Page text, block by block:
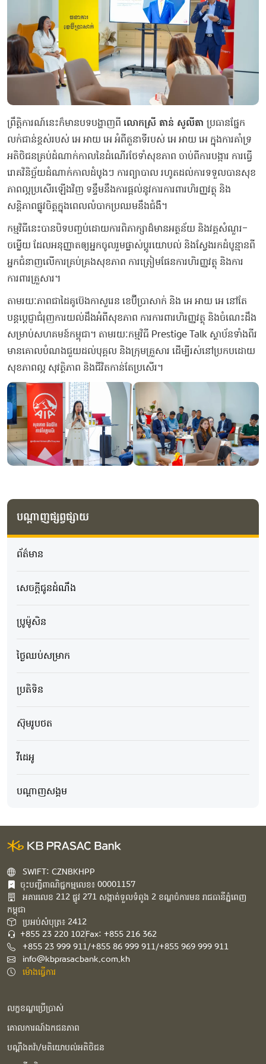
ព្រឹត្តិការណ៍នេះក៏មានបទបង្ហាញពី លោកស្រី តាន់ សូលីតា ប្រធានផ្នែក
លក់ជាន់ខ្ពស់របស់ អេ អាយ អេ អំពីតួនាទីរបស់ អេ អាយ​ អេ ក្នុងការគាំទ្រ
អតិថិជនគ្រប់ដំណាក់កាលនៃដំណើរថែទាំសុខភាព ចាប់ពីការបង្ការ ការធ្វើ
រោគវិនិច្ឆ័យដំណាក់កាលដំបូងៗ ការព្យាបាល រហូតដល់ការទទួលបានសុខ
ភាពល្អប្រសើរឡើងវិញ ទន្ទឹមនឹងការផ្តល់នូវការការពារហិរញ្ញវត្ថុ និង
សន្តិភាពផ្លូវចិត្តក្នុងពេលលំបាកប្រឈមនឹងជំងឺ។
កម្មវិធីនេះបានបិទបញ្ចប់ដោយការពិភាក្សាដ៏មានអត្ថន័យ និងវគ្គសំណួរ-
ចម្លើយ ដែលអនុញ្ញាតឲ្យអ្នកចូលរួមផ្លាស់ប្តូរយោបល់ និងស្វែងរកដំបូន្មានពី
អ្នកជំនាញលើការគ្រប់គ្រងសុខភាព ការត្រៀមផែនការហិរញ្ញវត្ថុ និងការ
ការពារគ្រួសារ។
តាមរយៈភាពជាដៃគូប៊េងកាសួរេន ខេប៊ីប្រាសាក់ និង អេ អាយ អេ នៅតែ
បន្តប្តេជ្ញាជំរុញការយល់ដឹងអំពីសុខភាព ការការពារហិរញ្ញវត្ថុ និងចំណេះដឹង
សម្រាប់សហគមន៍កម្ពុជា។ តាមរយៈកម្មវិធី Prestige Talk ស្ថាប័នទាំងពីរ
មានគោលបំណងជួយដល់បុគ្គល និងក្រុមគ្រួសារ ដើម្បីរស់នៅប្រកបដោយ
សុខភាពល្អ សុវត្ថិភាព និងជីវិតកាន់តែប្រសើរ។
បណ្តាញផ្សព្វផ្សាយ
ព័ត៌មាន
សេចក្ដីជូនដំណឹង
ប្រូម៉ូសិន
ថ្ងៃឈប់សម្រាក
ប្រតិទិន
ស៊ុមរូបថត
វីដេអូ
បណ្ដាញសង្គម
SWIFT: CZNBKHPP
ចុះបញ្ជីពាណិជ្ជកម្មលេខ៖ 00001157
អគារ​លេខ​ 212 ផ្លូវ 271 សង្កាត់ទួលទំពូង 2 ខណ្ឌចំការមន រាជធានីភ្នំពេញ
កម្ពុជា​
ប្រអប់សំបុត្រ៖ 2412
+855 23 220 102Fax: +855 216 362
+855 23 999 911/+855 86 999 911/+855 969 999 911
info@kbprasacbank.com.kh
ម៉ោងធ្វើការ
លក្ខខណ្ឌប្រើប្រាស់
គោលការណ៍ឯកជនភាព
បណ្ដឹងតវ៉ា/មតិយោបល់អតិថិជន